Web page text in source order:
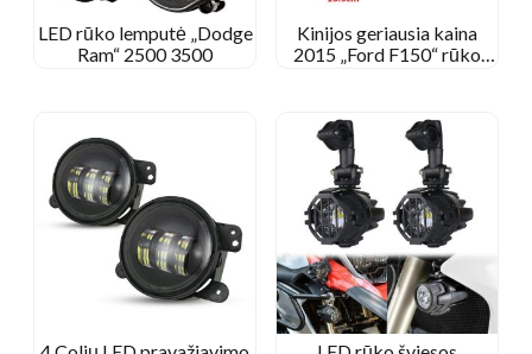
LED rūko lemputė „Dodge
Ram“ 2500 3500
Kinijos geriausia kaina
2015 „Ford F150“ rūko